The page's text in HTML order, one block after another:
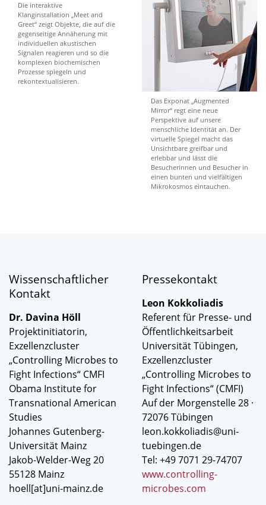
Die interaktive
Klanginstallation „Meet and
Greet“ zeigt Objekte, die auf die
gegenseitige Annäherung mit
individuellen akustischen
Signalen reagieren und so die
komplexen biochemischen
Prozesse spiegeln und
rekontextualisieren.
Das Exponat „Augmented
Mirror“ regt eine neue
Perspektive auf unsere
menschliche Identität an. Der
virtuelle Spiegel macht das
Unsichtbare greifbar und
erlebbar und lässt die
Besucherinnen und Besucher in
einen bunten und vielfältigen
Mikrokosmos eintauchen.
Wissenschaftlicher
Kontakt
Dr. Davina Höll
Projektinitiatorin,
Exzellenzcluster
„Controlling Microbes to
Fight Infections“ CMFI
Obama Institute for
Transnational American
Studies
Johannes Gutenberg-
Universität Mainz
Jakob-Welder-Weg 20
55128 Mainz
hoell[at]uni-mainz.de
Pressekontakt
Leon Kokkoliadis
Referent für Presse- und
Öffentlichkeitsarbeit
Universität Tübingen,
Exzellenzcluster
„Controlling Microbes to
Fight Infections“ (CMFI)
Auf der Morgenstelle 28 ·
72076 Tübingen
leon.kokkoliadis@uni-
tuebingen.de
Tel: +49 7071 29-74707
www.controlling-
microbes.com